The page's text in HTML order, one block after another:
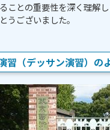
ことの重要性を深く理解
うございました。
（デッサン演習）